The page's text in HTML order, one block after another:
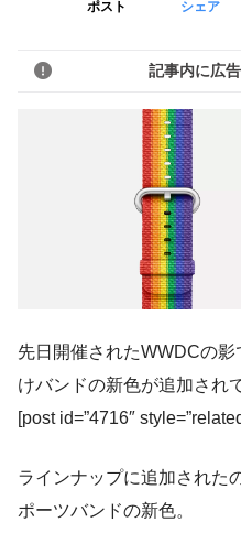
ポスト シェア
記事内に広
先日開催されたWWDCの
けバンドの新色が追加され
[post id=”4716″
ラインナップに追加された
ポーツバンドの新色。